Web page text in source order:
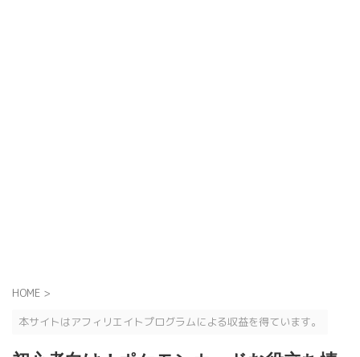
HOME >
本サイトはアフィリエイトプログラムによる収益を得ています。